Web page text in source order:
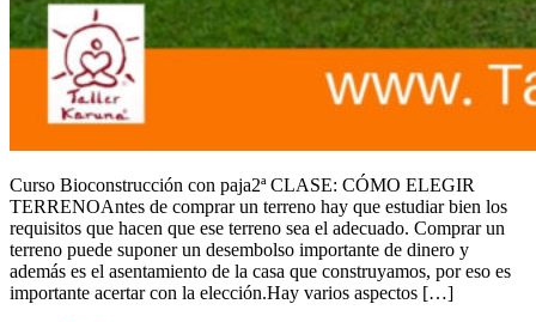
Curso Bioconstrucción con paja2ª CLASE: CÓMO ELEGIR
TERRENOAntes de comprar un terreno hay que estudiar bien los
requisitos que hacen que ese terreno sea el adecuado. Comprar un
terreno puede suponer un desembolso importante de dinero y
además es el asentamiento de la casa que construyamos, por eso es
importante acertar con la elección.Hay varios aspectos […]